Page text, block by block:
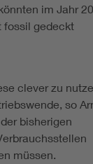
im Jahr
fossil gedeckt
clever zu
so
bisherigen
müssen.